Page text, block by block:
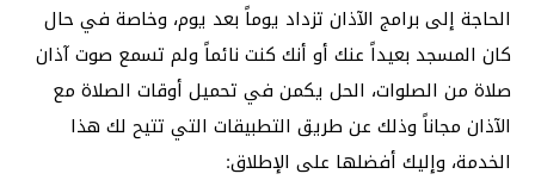
الحاجة إلى برامج الآذان تزداد يوماً بعد يوم، وخاصة في حال
كان المسجد بعيداً عنك أو أنك كنت نائماً ولم تسمع صوت آذان
صلاة من الصلوات، الحل يكمن في تحميل أوقات الصلاة مع
الآذان مجاناً وذلك عن طريق التطبيقات التي تتيح لك هذا
الخدمة، وإليك أفضلها على الإطلاق: